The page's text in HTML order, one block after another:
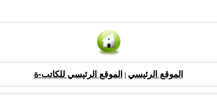
الموقع الرئيسي الموقع الرئيسي للكاتب-ة